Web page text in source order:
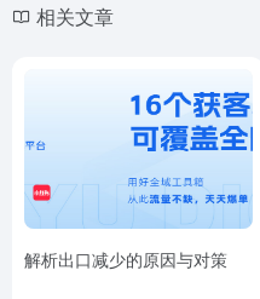
相关文章
解析出口减少的原因与对策